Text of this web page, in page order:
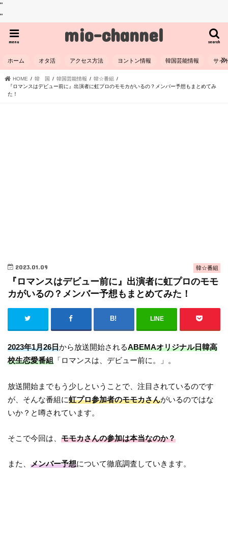
"
"
mio-channel search
menu
ホーム オタ活 アクセス方法 ヨントン情報 韓国芸能情報 サイ
HOME 韓 国 韓国芸能情報
韓☆番組
『ロマンスはデビュー前に』出演者に虹プロのモモカがいるの？メンバー予想もまとめてみ
た！
韓☆番組
2023.01.09
『ロマンスはデビュー前に』出演者に虹プロのモモ
カがいるの？メンバー予想もまとめてみた！
LINE
2023年1月26日から放送開始されるABEMAオリジナル日韓高
校生恋愛番組 「ロマンスは、デビュー前に。」。
放送開始までもう少しということで、注目されているのです
が、そんな番組に虹プロ参加者のモモカさんがいるのではな
いか？と噂されています。
そこで今回は、モモカさんの参加は本当なのか？
また、メンバー予想について徹底調査していきます。